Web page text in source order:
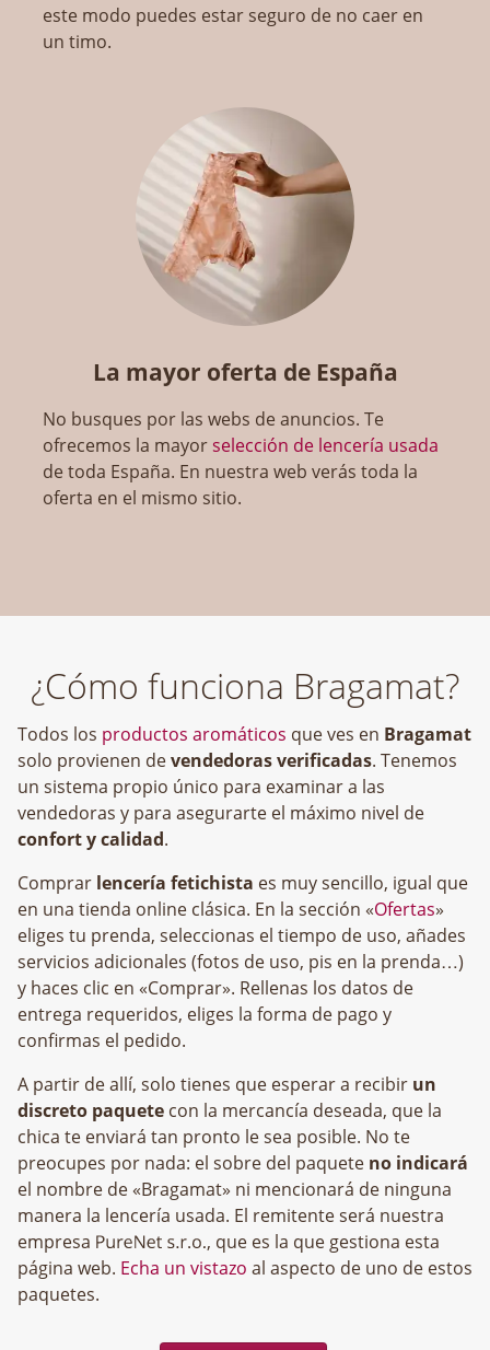
este modo puedes estar seguro de no caer en
un timo.
La mayor oferta de España
No busques por las webs de anuncios. Te
ofrecemos la mayorselección de lencería usada
de toda España. En nuestra web verás toda la
oferta en el mismo sitio.
¿Cómo funciona Bragamat?
Todos los productos aromáticos que ves en Bragamat
solo provienen devendedoras verificadas. Tenemos
un sistema propio único para examinar a las
vendedoras y para asegurarte el máximo nivel de
confort y calidad.
Comprar lencería fetichista es muy sencillo, igual que
en una tienda online clásica. En la sección «Ofertas»
eliges tu prenda, seleccionas el tiempo de uso, añades
servicios adicionales (fotos de uso, pis en la prenda…)
y haces clic en «Comprar». Rellenas los datos de
entrega requeridos, eliges la forma de pago y
confirmas el pedido.
A partir de allí, solo tienes que esperar a recibir un
discreto paquete con la mercancía deseada, que la
chica te enviará tan pronto le sea posible. No te
preocupes por nada: el sobre del paquete no indicará
el nombre de «Bragamat» ni mencionará de ninguna
manera la lencería usada. El remitente será nuestra
empresa
, que es la que gestiona esta
página web. Echa un vistazo al aspecto de uno de estos
paquetes.